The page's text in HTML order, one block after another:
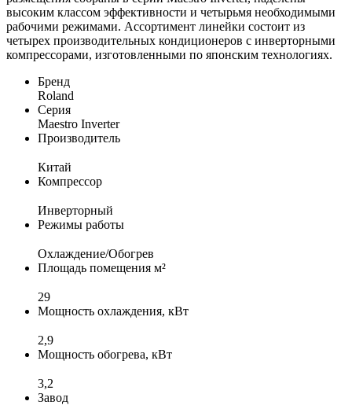
высоким классом эффективности и четырьмя необходимыми
рабочими режимами. Ассортимент линейки состоит из
четырех производительных кондиционеров с инверторными
компрессорами, изготовленными по японским технологиях.
Бренд
Roland
Серия
Maestro Inverter
Производитель
Китай
Компрессор
Инверторный
Режимы работы
Охлаждение/Обогрев
Площадь помещения м²
29
Мощность охлаждения, кВт
2,9
Мощность обогрева, кВт
3,2
Завод